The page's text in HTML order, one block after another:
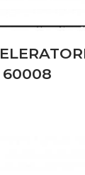
60008